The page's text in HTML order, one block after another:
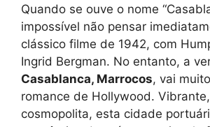
Quando se ouve o nome
impossível não pensar
clássico filme de 1942, com
Ingrid Bergman. No entanto, a
Casablanca, Marrocos, vai
romance de Hollywood.
cosmopolita, esta cidade